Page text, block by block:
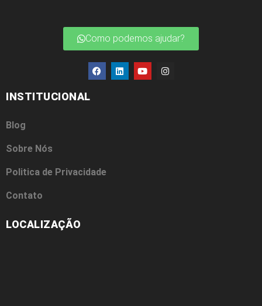
Como podemos ajudar?
INSTITUCIONAL
Blog
Sobre Nós
Politica de Privacidade
Contato
LOCALIZAÇÃO